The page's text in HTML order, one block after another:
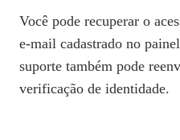
Você pode recuperar o
e‑mail cadastrado no
suporte também pode
verificação de identidade.